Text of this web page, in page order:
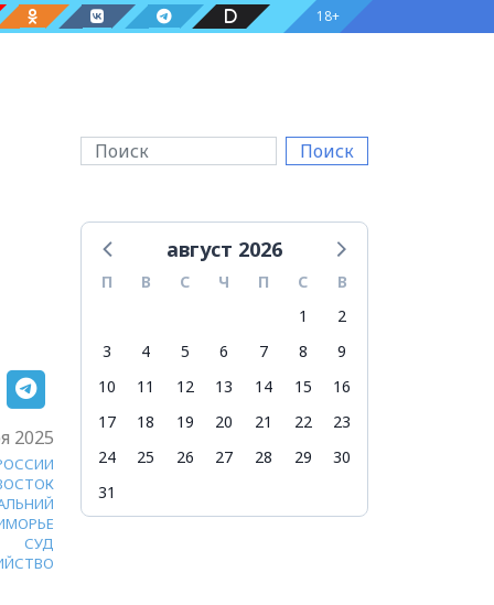
18+
Поиск
2025
СУД
август 2026
П В С Ч П С
В
1
2
3
4 5 6 7 8
9
10
11 12 13 14 15
16
17
18 19 20 21 22
23
24
25 26 27 28 29
30
31